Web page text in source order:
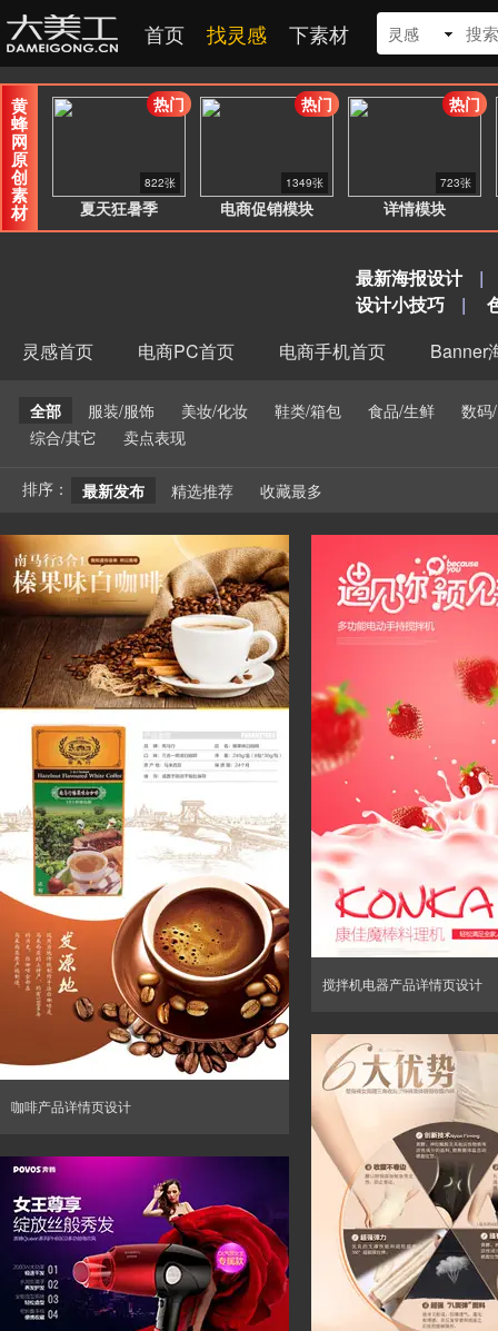
首页 找灵感 下素材 灵感
黄
蜂
网
原
创
素
材 夏天狂暑季
822张
热门
电商促销模块
1349张
热门
详情模块
723张
热门
最新海报设计
|
设计小技巧
|
灵感首页
电商PC首页 电商手机首页 Banner
全部 服装/服饰 美妆/化妆 鞋类/箱包 食品/生鲜
数码
综合/其它
卖点表现
排序： 最新发布 精选推荐 收藏最多
咖啡产品详情页设计
搅拌机电器产品详情页设计